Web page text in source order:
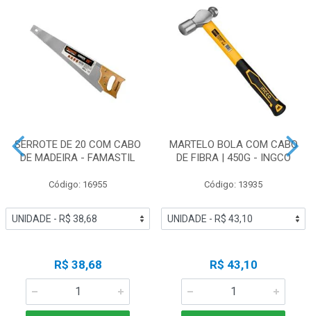
SERROTE DE 20 COM CABO
DE MADEIRA - FAMASTIL
Código: 16955
R$ 38,68
MARTELO BOLA COM CABO
DE FIBRA | 450G - INGCO
Código: 13935
R$ 43,10